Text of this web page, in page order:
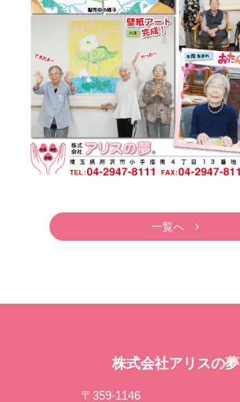
一覧へ
株式会社アリスの夢
〒359-1146